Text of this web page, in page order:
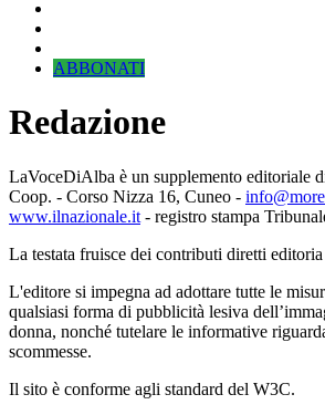
ABBONATI
Redazione
LaVoceDiAlba è un supplemento editoriale
Coop. - Corso Nizza 16, Cuneo -
www.ilnazionale.it - registro stampa
La testata fruisce dei contributi diretti
L'editore si impegna ad adottare tutte le
qualsiasi forma di pubblicità lesiva
donna, nonché tutelare le informative
scommesse.
Il sito è conforme agli standard del W3C.